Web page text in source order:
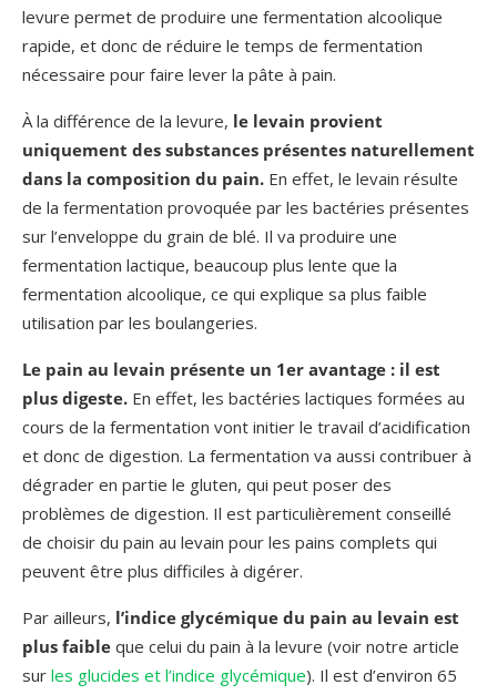
levure permet de produire une fermentation alcoolique
rapide, et donc de réduire le temps de fermentation
nécessaire pour faire lever la pâte à pain.
À la différence de la levure, le levain provient
uniquement des substances présentes naturellement
dans la composition du pain. En effet, le levain résulte
de la fermentation provoquée par les bactéries présentes
sur l’enveloppe du grain de blé. Il va produire une
fermentation lactique, beaucoup plus lente que la
fermentation alcoolique, ce qui explique sa plus faible
utilisation par les boulangeries.
Le pain au levain présente un 1er avantage : il est
plus digeste. En effet, les bactéries lactiques formées au
cours de la fermentation vont initier le travail d’acidification
et donc de digestion. La fermentation va aussi contribuer à
dégrader en partie le gluten, qui peut poser des
problèmes de digestion. Il est particulièrement conseillé
de choisir du pain au levain pour les pains complets qui
peuvent être plus difficiles à digérer.
Par ailleurs, l’indice glycémique du pain au levain est
plus faible que celui du pain à la levure (voir notre article
sur les glucides et l’indice glycémique). Il est d’environ 65